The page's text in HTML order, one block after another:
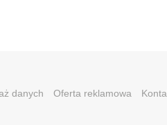
danych Oferta reklamowa